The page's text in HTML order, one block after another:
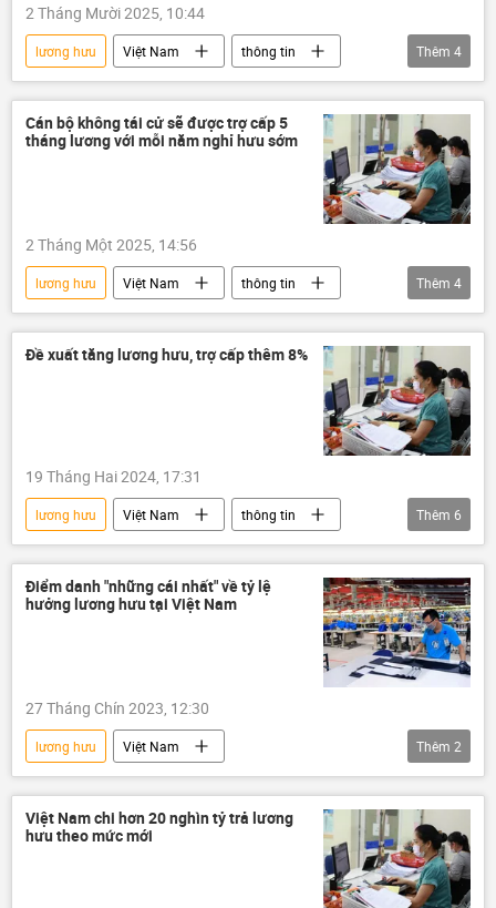
2 Tháng Mười 2025, 10:44
lương hưu Việt Nam
thông tin
Bộ Nội vụ Việt Nam
nghỉ hưu
Chính sách
Chính phủ
Thêm 4
Cán bộ không tái cử sẽ được trợ cấp 5
tháng lương với mỗi năm nghỉ hưu sớm
2 Tháng Một 2025, 14:56
lương hưu Việt Nam
thông tin
cán bộ
quản lý cán bộ
trả lương
nghỉ hưu
Thêm 4
Đề xuất tăng lương hưu, trợ cấp thêm 8%
19 Tháng Hai 2024, 17:31
lương hưu Việt Nam
thông tin
tiền
bảo hiểm
lương
trả lương
tăng lương nghỉ hưu
Thêm 6
Điểm danh "những cái nhất" về tỷ lệ
hưởng lương hưu tại Việt Nam
27 Tháng Chín 2023, 12:30
lương hưu
Việt Nam
Bộ Lao động - Thương binh và Xã hội
Đông Nam Á
Thêm 2
Việt Nam chi hơn 20 nghìn tỷ trả lương
hưu theo mức mới